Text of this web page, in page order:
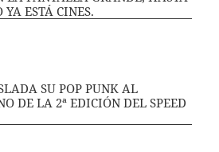
ESTÁ CINES.
SU POP PUNK AL
DE LA 2ª EDICIÓN DEL SPEED